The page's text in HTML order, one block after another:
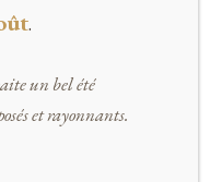
.
un bel été
et rayonnants.